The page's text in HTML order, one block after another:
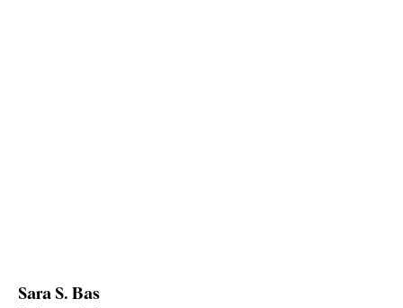
Sara S. Bas